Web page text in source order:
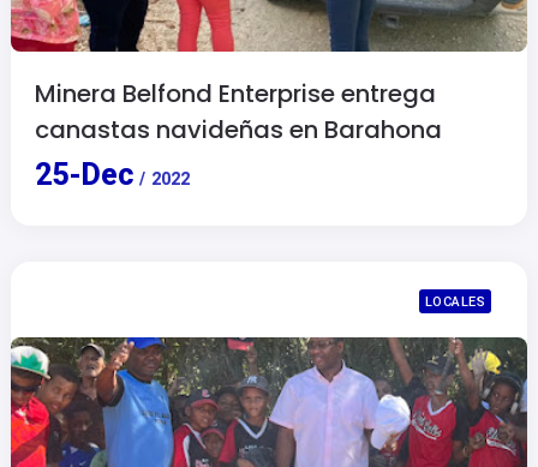
Minera Belfond Enterprise entrega
canastas navideñas en Barahona
25- Dec / 2022
LOCALES